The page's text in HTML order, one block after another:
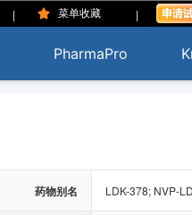
| 菜单收藏 |
PharmaPro
药物别名 LDK-378; NVP-